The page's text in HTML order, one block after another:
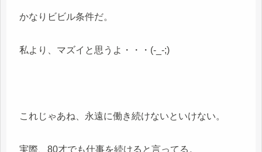
かなりビビル条件だ。
私より、マズイと思うよ・・・(-_-;)
これじゃあね、永遠に働き続けないといけない。
実際、80才でも仕事を続けると言ってる。